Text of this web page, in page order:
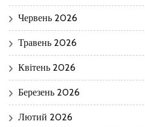
Червень 2026
Травень 2026
Квітень 2026
Березень 2026
Лютий 2026